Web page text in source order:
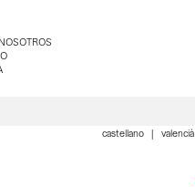
castellano valencià